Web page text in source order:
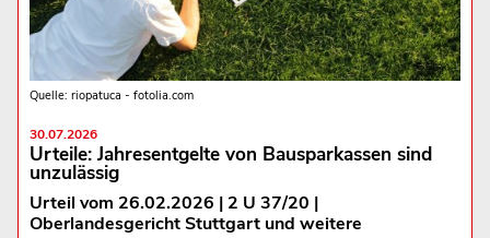
Quelle: riopatuca - fotolia.com
30.07.2026
Urteile: Jahresentgelte von Bausparkassen sind
unzulässig
Urteil vom 26.02.2026 | 2 U 37/20 |
Oberlandesgericht Stuttgart und weitere